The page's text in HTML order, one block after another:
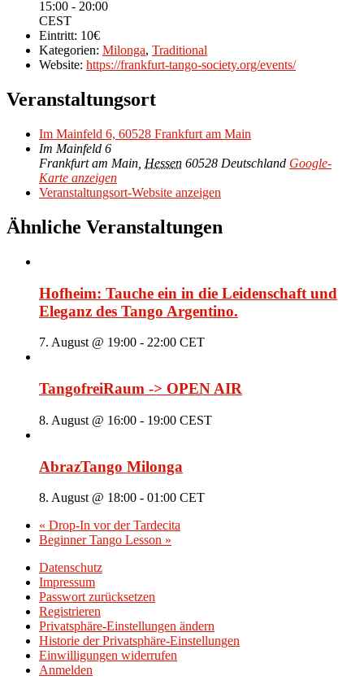
15:00 - 20:00
CEST
Eintritt: 10€
Kategorien: Milonga, Traditional
Website: https://frankfurt-tango-society.org/events/
Veranstaltungsort
Im Mainfeld 6, 60528 Frankfurt am Main
Im Mainfeld 6
Frankfurt am Main Hessen 60528 Deutschland Google-
Karte anzeigen
Veranstaltungsort-Website anzeigen
Ähnliche Veranstaltungen
Hofheim: Tauche ein in die Leidenschaft und
Eleganz des Tango Argentino.
7. August @ 19:00 - 22:00 CET
TangofreiRaum -> OPEN AIR
8. August @ 16:00 - 19:00 CEST
AbrazTango Milonga
8. August @ 18:00 - 01:00 CET
« Drop-In vor der Tardecita
Beginner Tango Lesson »
Datenschutz
Impressum
Passwort zurücksetzen
Registrieren
Privatsphäre-Einstellungen ändern
Historie der Privatsphäre-Einstellungen
Einwilligungen widerrufen
Anmelden